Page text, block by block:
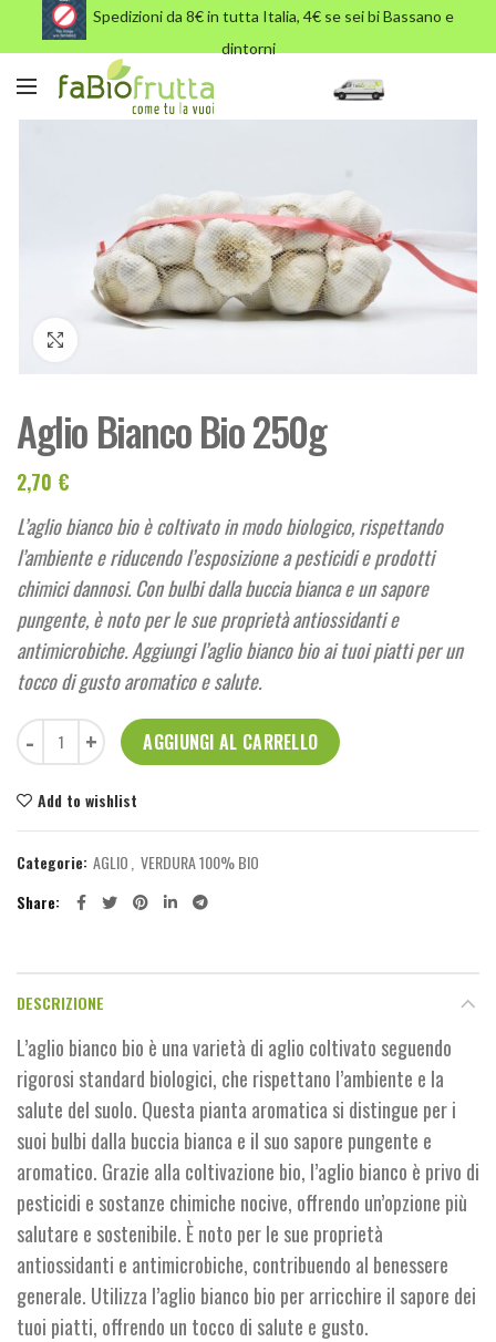
Spedizioni da 8€ in tutta Italia, 4€ se sei bi Bassano e
dintorni
Aglio Bianco Bio 250g
2,70 €
L’aglio bianco bio è coltivato in modo biologico, rispettando
l’ambiente e riducendo l’esposizione a pesticidi e prodotti
chimici dannosi. Con bulbi dalla buccia bianca e un sapore
pungente, è noto per le sue proprietà antiossidanti e
antimicrobiche. Aggiungi l’aglio bianco bio ai tuoi piatti per un
tocco di gusto aromatico e salute.
Aglio Bianco Bio 250g quantitàAGGIUNGI AL CARRELLO
Add to wishlist
Categorie: AGLIO VERDURA 100% BIO
Share
DESCRIZIONE
L’aglio bianco bio è una varietà di aglio coltivato seguendo
rigorosi standard biologici, che rispettano l’ambiente e la
salute del suolo. Questa pianta aromatica si distingue per i
suoi bulbi dalla buccia bianca e il suo sapore pungente e
aromatico. Grazie alla coltivazione bio, l’aglio bianco è privo di
pesticidi e sostanze chimiche nocive, offrendo un’opzione più
salutare e sostenibile. È noto per le sue proprietà
antiossidanti e antimicrobiche, contribuendo al benessere
generale. Utilizza l’aglio bianco bio per arricchire il sapore dei
tuoi piatti, offrendo un tocco di salute e gusto.